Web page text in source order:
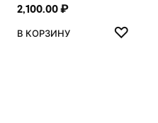
В ИЗБРАННОЕ
2,100.00₽
В КОРЗИНУ ♡